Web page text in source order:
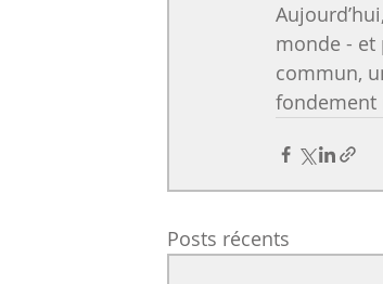
monde - et
commun,
fondement
Posts récents